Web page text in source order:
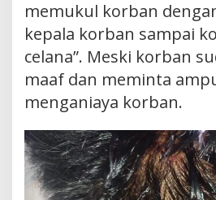
memukul korban
kepala korban sampai
celana”. Meski korban
maaf dan meminta
menganiaya korban.